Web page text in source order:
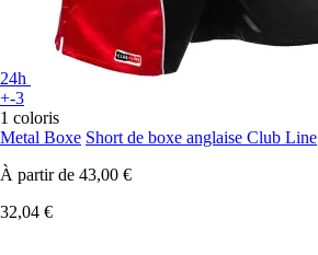
24h
+-3
1 coloris
Metal Boxe Short de boxe anglaise Club Line
À partir de 43,00 €
32,04 €